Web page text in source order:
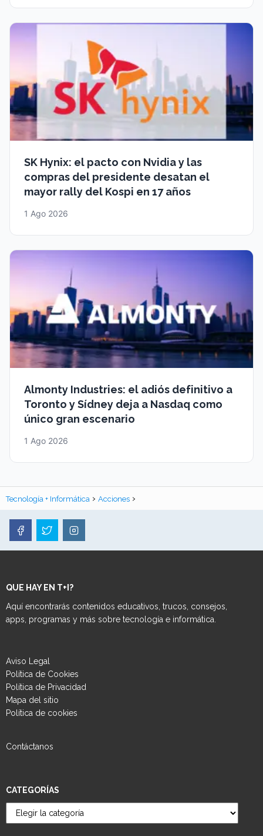
SK Hynix: el pacto con Nvidia y las
compras del presidente desatan el
mayor rally del Kospi en 17 años
1 Ago 2026
Almonty Industries: el adiós definitivo a
Toronto y Sídney deja a Nasdaq como
único gran escenario
1 Ago 2026
Tecnología + Informática Acciones
QUE HAY EN T+I?
Aquí encontrarás contenidos educativos, trucos, consejos,
apps, programas y más sobre tecnología e informática.
Aviso Legal
Política de Cookies
Política de Privacidad
Mapa del sitio
Política de cookies
Contáctanos
CATEGORÍAS